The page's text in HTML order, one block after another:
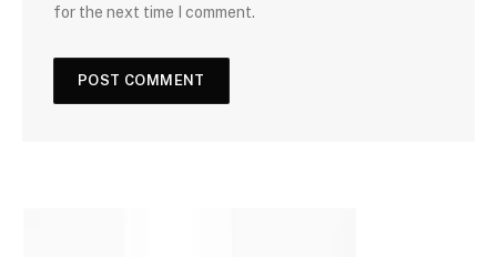
for the next time I comment.